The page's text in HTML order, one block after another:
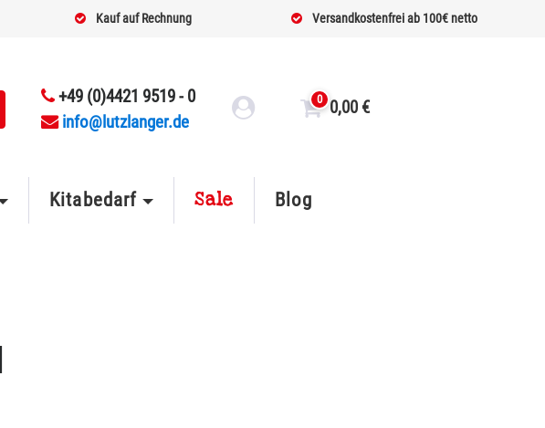
Kauf auf Rechnung Versandkostenfrei ab 100€ netto
+49 (0)4421 9519 - 0
info@lutzlanger.de
0 0,00 €
Kitabedarf Sale Blog